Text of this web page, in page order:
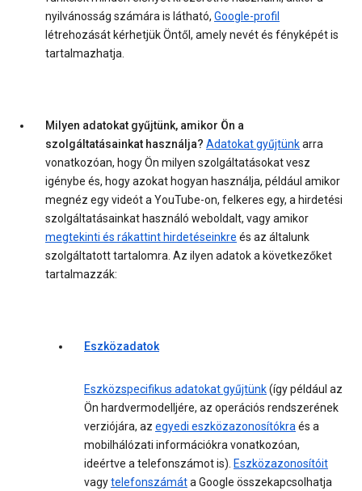
nyilvánosság számára is látható, Google-profil
létrehozását kérhetjük Öntől, amely nevét és fényképét is
tartalmazhatja.
Milyen adatokat gyűjtünk, amikor Ön a
szolgáltatásainkat használja? Adatokat gyűjtünkarra
vonatkozóan, hogy Ön milyen szolgáltatásokat vesz
igénybe és, hogy azokat hogyan használja, például amikor
megnéz egy videót a YouTube-on, felkeres egy, a hirdetési
szolgáltatásainkat használó weboldalt, vagy amikor
megtekinti és rákattint hirdetéseinkre és az általunk
szolgáltatott tartalomra. Az ilyen adatok a következőket
tartalmazzák:
Eszközadatok
Eszközspecifikus adatokat gyűjtünk(így például az
Ön hardvermodelljére, az operációs rendszerének
verziójára, az egyedi eszközazonosítókraés a
mobilhálózati információkra vonatkozóan,
ideértve a telefonszámot is). Eszközazonosítóit
vagytelefonszámáta Google összekapcsolhatja